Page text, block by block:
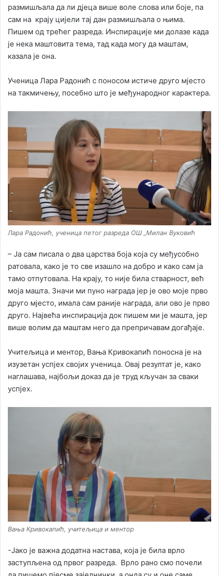
размишљала да ли дјеца више воле слова или боје, па
сам на крају цијели тај дан размишљала о њима.
Пишем од трећег разреда. Инспирације ми долазе када
је нека маштовита тема, тад када могу да маштам,
казала је она.
Ученица Лара Радонић с поносом истиче друго мјесто
на такмичењу, посебно што је међународног карактера.
Лара Радонић, ученица петог разреда ОШ „Милан Вуковић
– Ја сам писала о два царства боја која су међусобно
ратовала, како је то све изашло на добро и како сам ја
тамо отпутовала. На крају, то није била стварност, већ
моја машта. Значи ми пуно награда јер је ово моје прво
друго мјесто, имала сам раније награда, али ово је прво
друго. Највећа инспирација док пишем ми је машта, јер
више волим да маштам него да препричавам догађаје.
Учитељица и ментор, Вања Кривокапић поносна је на
изузетан успјех својих ученица. Овај резултат је, како
наглашава, најбољи доказ да је труд кључан за сваки
успјех.
Вања Кривокапић, учитељица и ментор
-Јако је важна додатна настава, која је била врло
заступљена од првог разреда. Врло рано смо почели